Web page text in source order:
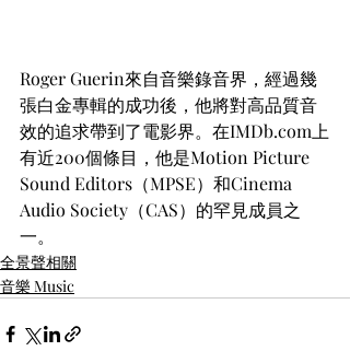
Roger Guerin來自音樂錄音界，經過幾
張白金專輯的成功後，他將對高品質音
效的追求帶到了電影界。在IMDb.com上
有近200個條目，他是Motion Picture
Sound Editors（MPSE）和Cinema
Audio Society（CAS）的罕見成員之
一。
全景聲相關
音樂 Music